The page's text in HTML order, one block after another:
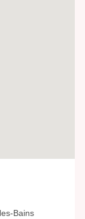
Bains